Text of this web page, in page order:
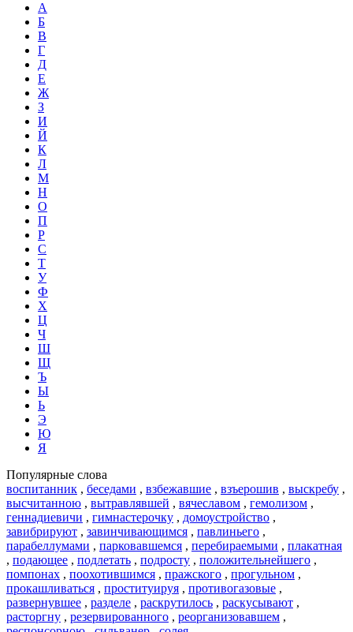
А
Б
В
Г
Д
Е
Ж
З
И
Й
К
Л
М
Н
О
П
Р
С
Т
У
Ф
Х
Ц
Ч
Ш
Щ
Ъ
Ы
Ь
Э
Ю
Я
Популярные слова
воспитанник , беседами , взбежавшие , взъерошив , выскребу ,
высчитанною , вытравлявшей , вячеславом , гемолизом ,
геннадиевичи , гимнастерочку , домоустройство ,
завибрируют , завинчивающимся , павлиньего ,
парабеллумами , парковавшемся , перебираемыми , плакатная
, подающее , подлетать , подросту , положительнейшего ,
помпонах , поохотившимся , пражского , прогульном ,
прокашливаться , проституируя , противогазовые ,
развернувшее , разделе , раскрутилось , раскусывают ,
расторгну , резервированного , реорганизовавшем ,